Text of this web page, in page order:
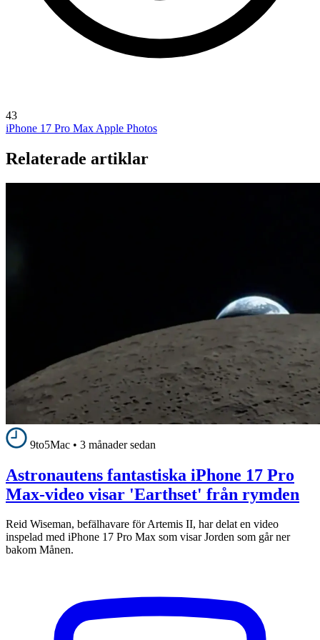
43
iPhone 17 Pro Max Apple Photos
Relaterade artiklar
9to5Mac • 3 månader sedan
Astronautens fantastiska iPhone 17 Pro
Max-video visar 'Earthset' från rymden
Reid Wiseman, befälhavare för Artemis II, har delat en video
inspelad med iPhone 17 Pro Max som visar Jorden som går ner
bakom Månen.